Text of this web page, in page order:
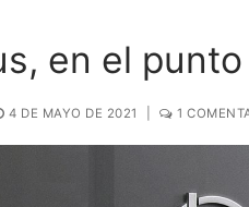
en el
4 DE MAYO DE 2021 1